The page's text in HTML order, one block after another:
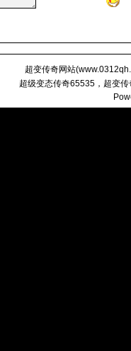
超变传奇网站(
超级变态传奇65535，超变